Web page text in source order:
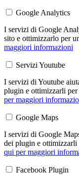
Google Analytics
I servizi di Google
sito e ottimizzarlo per
maggiori informazioni
Servizi Youtube
I servizi di Youtube
plugin e ottimizzarli
per maggiori
Google Maps
I servizi di Google
dei plugin e ottimizzarli
qui per maggiori
Facebook Plugin